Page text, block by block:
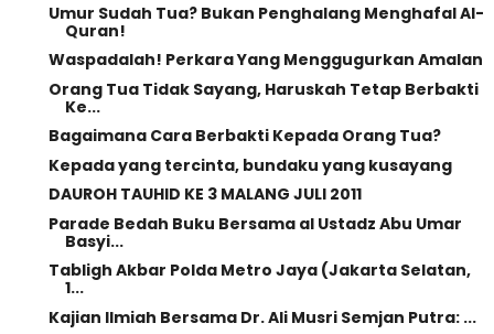
Umur Sudah Tua? Bukan Penghalang Menghafal Al-
Quran!
Waspadalah! Perkara Yang Menggugurkan Amalan
Orang Tua Tidak Sayang, Haruskah Tetap Berbakti
Ke...
Bagaimana Cara Berbakti Kepada Orang Tua?
Kepada yang tercinta, bundaku yang kusayang
DAUROH TAUHID KE 3 MALANG JULI 2011
Parade Bedah Buku Bersama al Ustadz Abu Umar
Basyi...
Tabligh Akbar Polda Metro Jaya (Jakarta Selatan,
1...
Kajian Ilmiah Bersama Dr. Ali Musri Semjan Putra: ...